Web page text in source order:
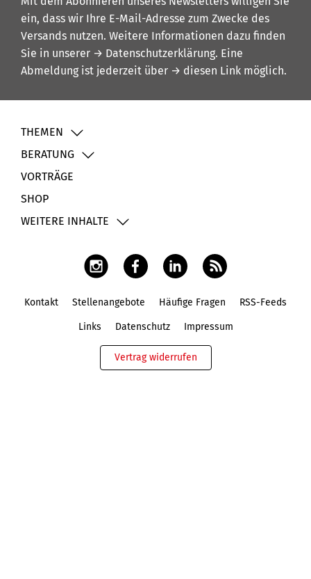
ein, dass wir Ihre E-Mail-Adresse zum Zwecke des
Versands nutzen. Weitere Informationen dazu finden
Sie in unserer → Datenschutzerklärung. Eine
Abmeldung ist jederzeit über → diesen Link möglich.
THEMEN
BERATUNG
VORTRÄGE
SHOP
WEITERE INHALTE
Kontakt Stellenangebote Häufige Fragen RSS-Feeds
Links Datenschutz Impressum
Vertrag widerrufen